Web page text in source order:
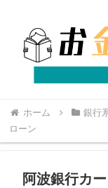
ホーム 銀行
ローン
阿波銀行カ